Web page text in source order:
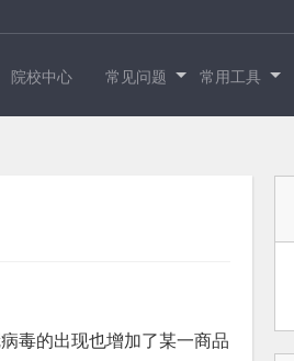
院校中心 常见问题 常用工具
毒的出现也增加了某一商品